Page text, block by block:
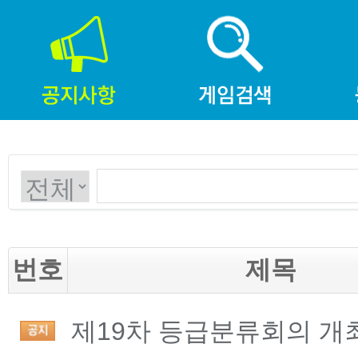
번호 제목
제19차 등급분류회의 개